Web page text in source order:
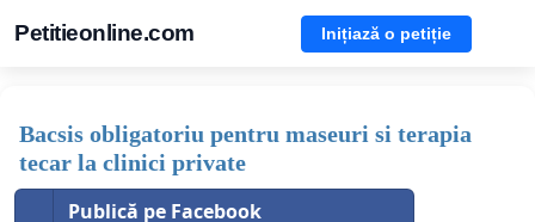
Petitieonline.com Inițiază o petiție
Bacsis obligatoriu pentru maseuri si terapia
tecar la clinici private
Publică pe Facebook